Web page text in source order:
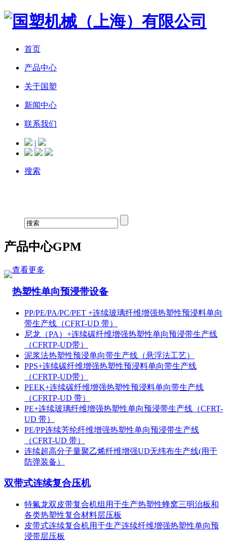
首页
产品中心
关于国塑
新闻中心
联系我们
|
搜索
产品中心GPM
查看更多
热塑性单向预浸带设备
PP/PE/PA/PC/PET +连续玻璃纤维增强热塑性预浸料单向
带生产线（CFRT-UD 带）
尼龙（PA）+连续碳纤维增强热塑性单向预浸带生产线
（CFRTP-UD带）
泥浆法热塑性预浸单向带生产线（悬浮法工艺）
PPS+连续碳纤维增强热塑性预浸料单向带生产线
（CFRTP-UD带）
PEEK+连续碳纤维增强热塑性预浸料单向带生产线
（CFRTP-UD 带）
PE+连续玻璃纤维增强热塑性单向预浸带生产线（CFRT-
UD 带）
PE/PP连续芳纶纤维增强热塑性单向预浸带生产线
（CFRT-UD 带）
连续超高分子量聚乙烯纤维增强UD无纬布生产线(用于
防弹装备）
双带式连续复合压机
特氟龙双皮带复合机组用于生产热塑性蜂窝三明治板和
各类热塑性复合材料层压板
皮带式连续复合机用于生产连续纤维增强热塑性单向预
浸带层压板